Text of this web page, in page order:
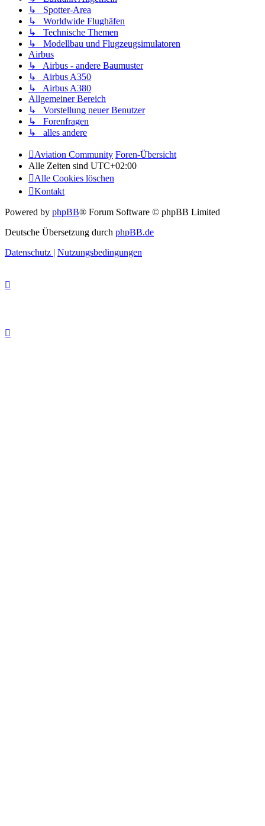
↳ Spotter-Area
↳ Worldwide Flughäfen
↳ Technische Themen
↳ Modellbau und Flugzeugsimulatoren
Airbus
↳ Airbus - andere Baumuster
↳ Airbus A350
↳ Airbus A380
Allgemeiner Bereich
↳ Vorstellung neuer Benutzer
↳ Forenfragen
↳ alles andere
Aviation Community Foren-Übersicht
Alle Zeiten sind UTC+02:00
Alle Cookies löschen
Kontakt
Powered by phpBB® Forum Software © phpBB Limited
Deutsche Übersetzung durch phpBB.de
Datenschutz | Nutzungsbedingungen